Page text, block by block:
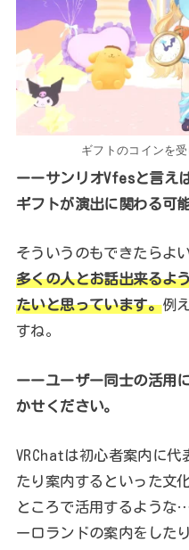
ギフトのコインを
ーーサンリオVfesと言え
ギフトが演出に関わる可
そういうのもできたらよ
多くの人とお話出来るよ
たいと思っています。例
すね。
ーーユーザー同士の活用
かせください。
VRChatは初心者案内に代
たり案内するといった文
ところで活用するよう
ーロランドの案内をした